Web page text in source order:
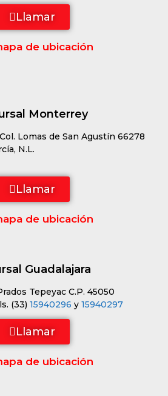
Llamar
de ubicación
Monterrey
Lomas de San Agustín 66278
N.L.
Llamar
de ubicación
Guadalajara
Tepeyac C.P. 45050
(33) 15940296 y 15940297
Llamar
de ubicación